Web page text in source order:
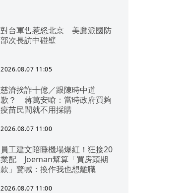
對台軍售惹怒北京 美鷹派國防
部次長訪中碰壁
2026.08.07 11:05
慈濟挨詐十億／跟陳時中道
歉？ 蔣萬安嗆：當時政府買夠
疫苗民間就不用採購
2026.08.07 11:00
員工建文陪睡機場爆紅！狂接20
業配 Joeman幫算「買房頭期
款」驚喊：換作我也想離職
2026.08.07 11:00